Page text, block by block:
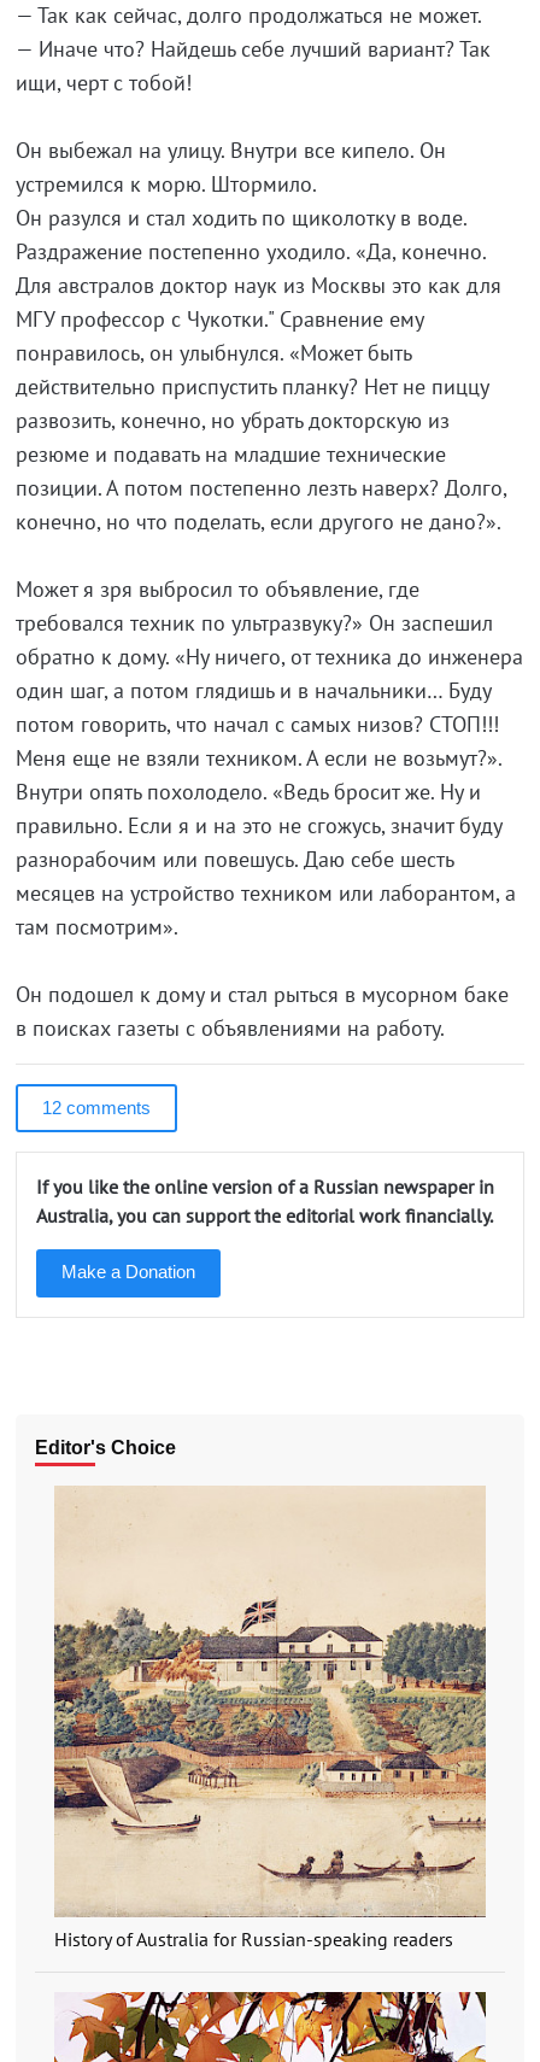
— Так как сейчас, долго продолжаться не может.
— Иначе что? Найдешь себе лучший вариант? Так
ищи, черт с тобой!
Он выбежал на улицу. Внутри все кипело. Он
устремился к морю. Штормило.
Он разулся и стал ходить по щиколотку в воде.
Раздражение постепенно уходило. «Да, конечно.
Для австралов доктор наук из Москвы это как для
МГУ профессор с Чукотки." Сравнение ему
понравилось, он улыбнулся. «Может быть
действительно приспустить планку? Нет не пиццу
развозить, конечно, но убрать докторскую из
резюме и подавать на младшие технические
позиции. А потом постепенно лезть наверх? Долго,
конечно, но что поделать, если другого не дано?».
Может я зря выбросил то объявление, где
требовался техник по ультразвуку?» Он заспешил
обратно к дому. «Ну ничего, от техника до инженера
один шаг, а потом глядишь и в начальники… Буду
потом говорить, что начал с самых низов? СТОП!!!
Меня еще не взяли техником. А если не возьмут?».
Внутри опять похолодело. «Ведь бросит же. Ну и
правильно. Если я и на это не сгожусь, значит буду
разнорабочим или повешусь. Даю себе шесть
месяцев на устройство техником или лаборантом, а
там посмотрим».
Он подошел к дому и стал рыться в мусорном баке
в поисках газеты с объявлениями на работу.
12 comments
If you like the online version of a Russian newspaper in
Australia, you can support the editorial work financially.
Make a Donation
Editor's Choice
History of Australia for Russian-speaking readers